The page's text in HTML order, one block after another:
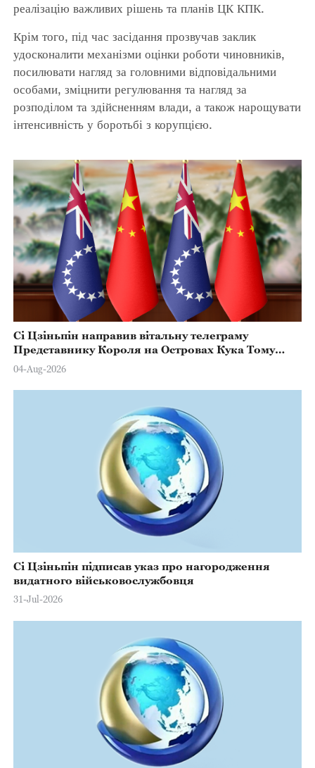
реалізацію важливих рішень та планів ЦК КПК.
Крім того, під час засідання прозвучав заклик
удосконалити механізми оцінки роботи чиновників,
посилювати нагляд за головними відповідальними
особами, зміцнити регулювання та нагляд за
розподілом та здійсненням влади, а також нарощувати
інтенсивність у боротьбі з корупцією.
Сі Цзіньпін направив вітальну телеграму
Представнику Короля на Островах Кука Тому
Марстерсу з нагоди Дня Конституції
04-Aug-2026
Сі Цзіньпін підписав указ про нагородження
видатного військовослужбовця
31-Jul-2026